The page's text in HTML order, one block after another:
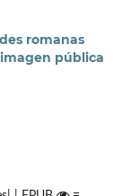
romanas
pública